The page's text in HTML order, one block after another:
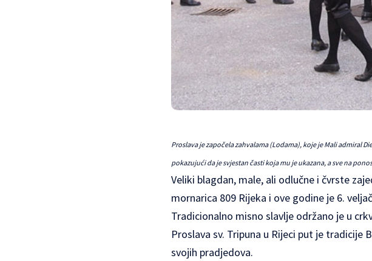
Proslava je započela zahvalama (Lodama), koje je Mali admiral
pokazujući da je svjestan časti koja mu je ukazana, a sve na
Veliki blagdan, male, ali odlučne i čvrste
mornarica 809 Rijeka i ove godine je 6.
Tradicionalno misno slavlje održano je u
Proslava sv. Tripuna u Rijeci put je tradicije
svojih pradjedova.